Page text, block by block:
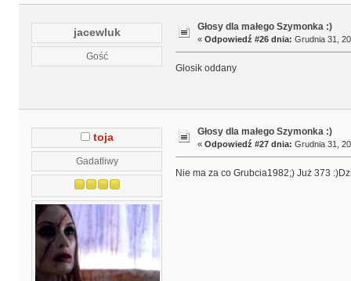
jacewluk
Gość
Głosy dla małego Szymonka :)
« Odpowiedź #26 dnia: Grudnia 31,
Glosik oddany
toja
Gadatliwy
Głosy dla małego Szymonka :)
« Odpowiedź #27 dnia: Grudnia 31,
Nie ma za co Grubcia1982;) Już 373